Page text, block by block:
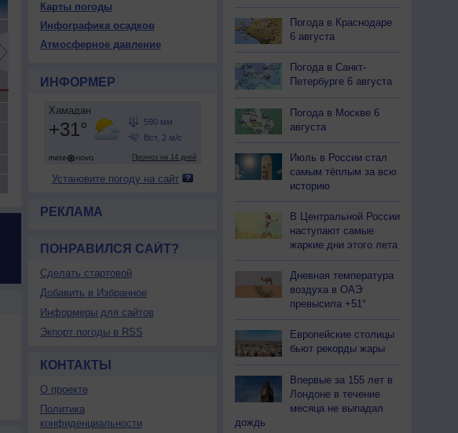
0.0
590
+22
20
В
<7
+24
0.0
590
+22
В
+24
590
<7
+24
<7
+24
590
+24
590
22
В
7
+24
590
19
В
<7
+24
590
17
<7
590
<7
Карты погоды
Инфографика осадков
Атмосферное давление
ИНФОРМЕР
Установите погоду на сайт
РЕКЛАМА
ПОНРАВИЛСЯ САЙТ?
Сделать стартовой
Добавить в Избранное
Информеры для сайтов
Экпорт погоды в RSS
КОНТАКТЫ
О проекте
Политика
конфиденциальности
Погода в Краснодаре
6 августа
Погода в Санкт-
Петербурге 6 августа
Погода в Москве 6
августа
Июль в России стал
самым тёплым за всю
историю
В Центральной России
наступают самые
жаркие дни этого лета
Дневная температура
воздуха в ОАЭ
превысила +51°
Европейские столицы
бьют рекорды жары
Впервые за 155 лет в
Лондоне в течение
месяца не выпадал
дождь